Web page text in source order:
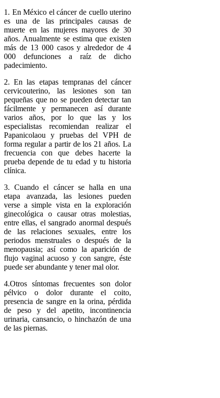
1. En México el cáncer de cuello uterino
es una de las principales causas de
muerte en las mujeres mayores de 30
años. Anualmente se estima que existen
más de 13 000 casos y alrededor de 4
000 defunciones a raíz de dicho
padecimiento.
2. En las etapas tempranas del cáncer
cervicouterino, las lesiones son tan
pequeñas que no se pueden detectar tan
fácilmente y permanecen así durante
varios años, por lo que las y los
especialistas recomiendan realizar el
Papanicolaou y pruebas del VPH de
forma regular a partir de los 21 años. La
frecuencia con que debes hacerte la
prueba depende de tu edad y tu historia
clínica.
3. Cuando el cáncer se halla en una
etapa avanzada, las lesiones pueden
verse a simple vista en la exploración
ginecológica o causar otras molestias,
entre ellas, el sangrado anormal después
de las relaciones sexuales, entre los
periodos menstruales o después de la
menopausia; así como la aparición de
flujo vaginal acuoso y con sangre, éste
puede ser abundante y tener mal olor.
4.Otros síntomas frecuentes son dolor
pélvico o dolor durante el coito,
presencia de sangre en la orina, pérdida
de peso y del apetito, incontinencia
urinaria, cansancio, o hinchazón de una
de las piernas.